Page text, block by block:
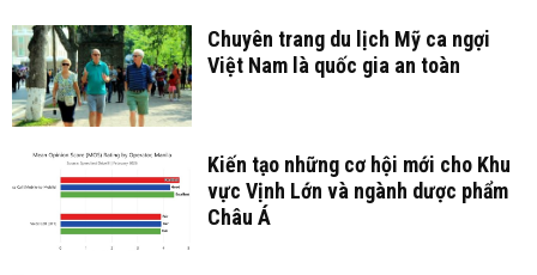
Chuyên trang du lịch Mỹ ca ngợi
Việt Nam là quốc gia an toàn
Kiến tạo những cơ hội mới cho Khu
vực Vịnh Lớn và ngành dược phẩm
Châu Á